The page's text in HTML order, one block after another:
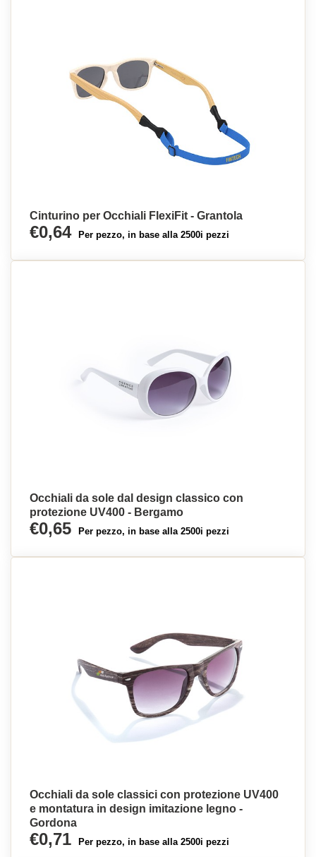
Cinturino per Occhiali FlexiFit - Grantola
€0,64 Per pezzo, in base alla 2500i pezzi
Occhiali da sole dal design classico con
protezione UV400 - Bergamo
€0,65 Per pezzo, in base alla 2500i pezzi
Occhiali da sole classici con protezione UV400
e montatura in design imitazione legno -
Gordona
€0,71 Per pezzo, in base alla 2500i pezzi